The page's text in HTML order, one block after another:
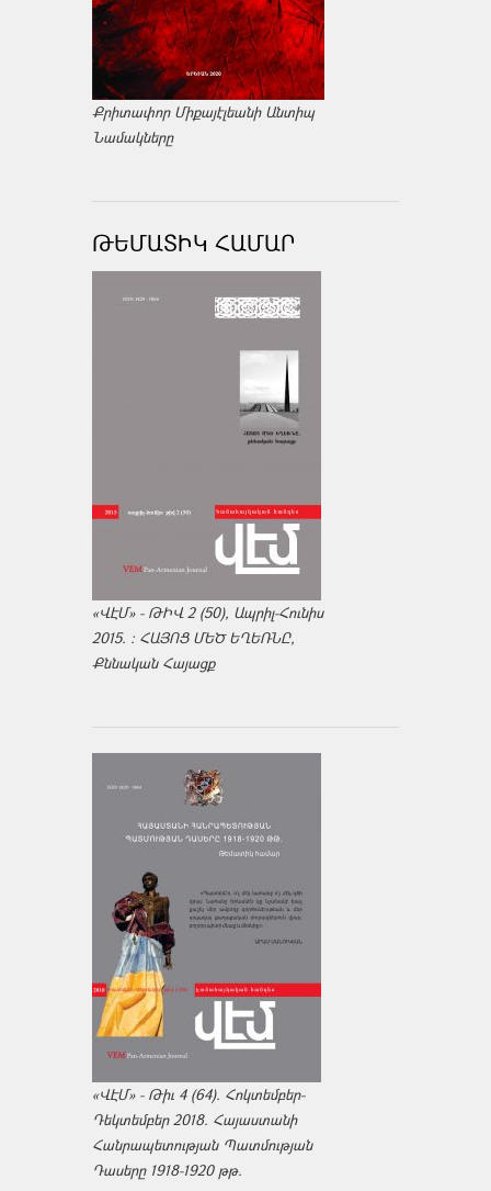
Քրիտափոր Միքայէլեանի Անտիպ
Նամակները
ԹԵՄԱՏԻԿ ՀԱՄԱՐ
«ՎԷՄ» - ԹԻՎ 2 (50), Ապրիլ-Հունիս
2015. : ՀԱՅՈՑ ՄԵԾ ԵՂԵՌՆԸ,
Քննական Հայացք
«ՎԷՄ» - Թիւ 4 (64). Հոկտեմբեր-
Դեկտեմբեր 2018. Հայաստանի
Հանրապետության Պատմության
Դասերը 1918-1920 թթ.